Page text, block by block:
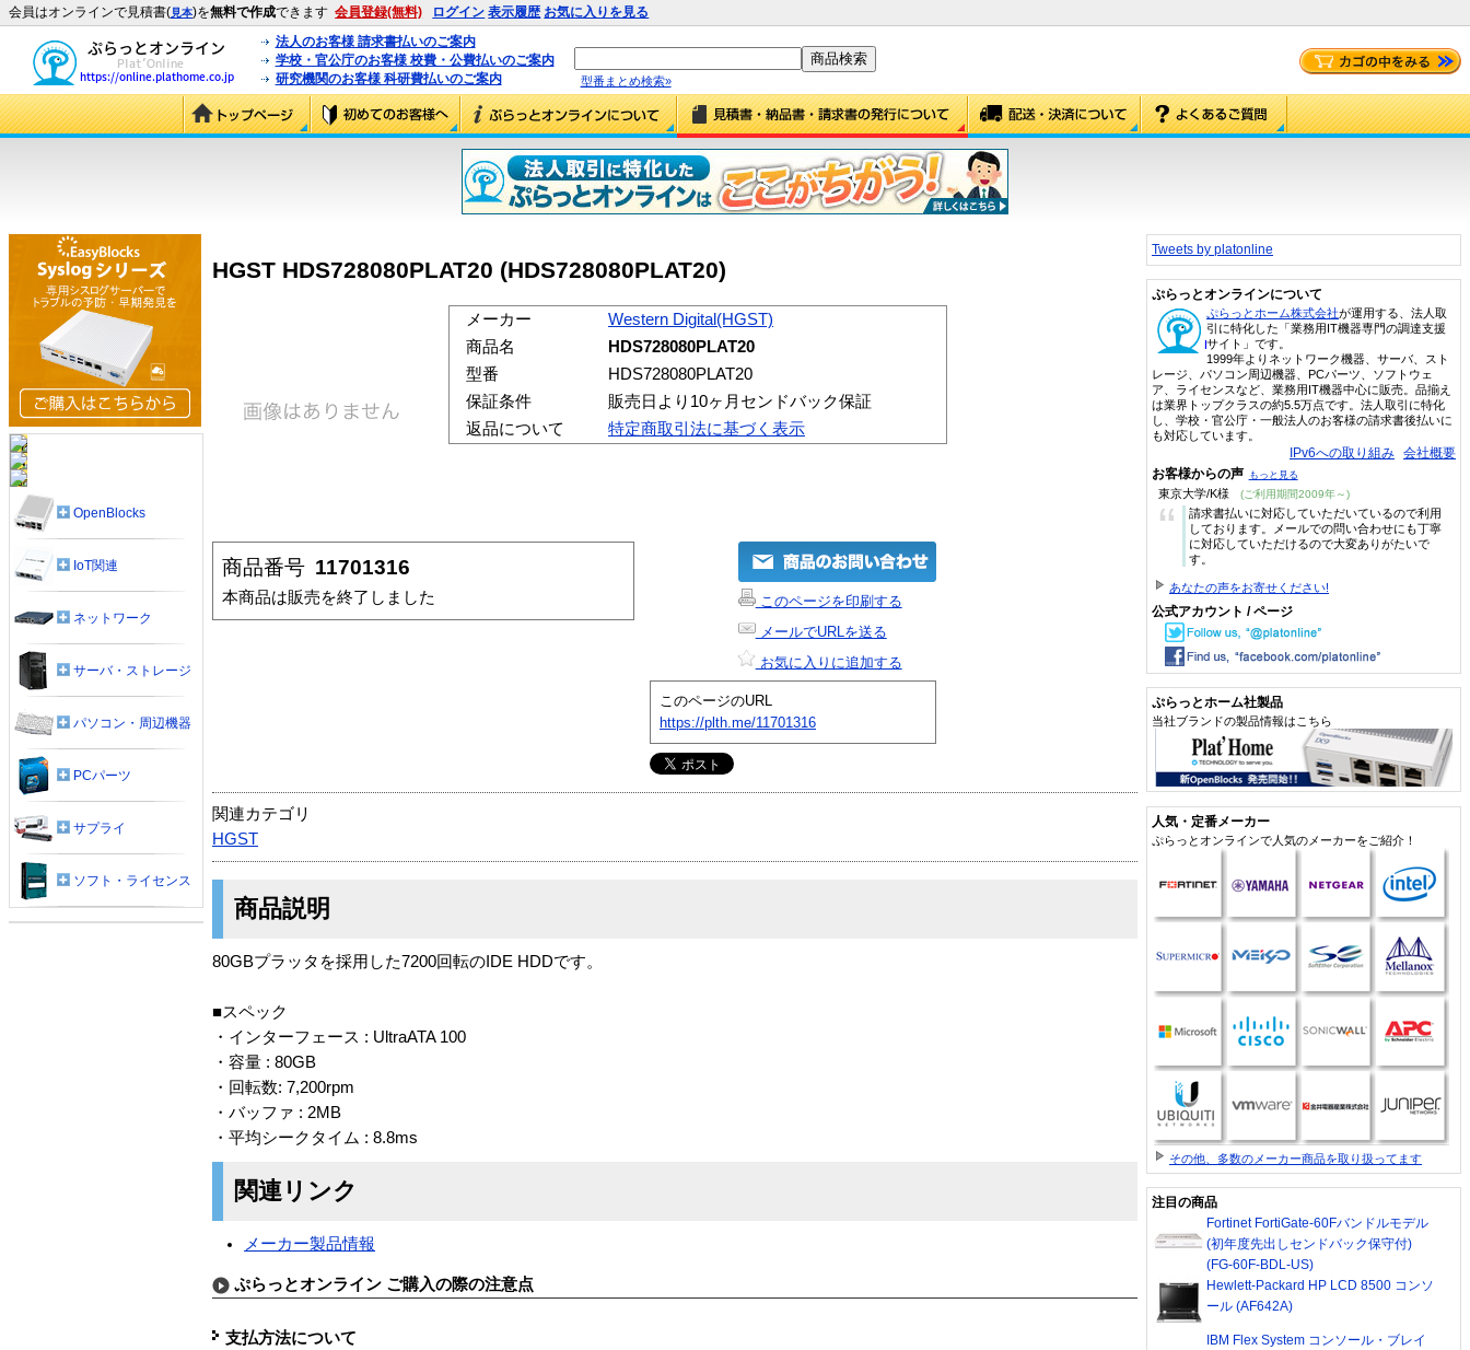
会員はオンラインで見積書(見本)を無料で作成できます 会員登録(無料) ログイン 表示履歴 お気に入りを見る
法人のお客様 請求書払いのご案内
学校・官公庁のお客様 校費・公費払いのご案内
研究機関のお客様 科研費払いのご案内
型番まとめ検索»
HGST HDS728080PLAT20 (HDS728080PLAT20)
メーカー
Western Digital(HGST)
商品名
HDS728080PLAT20
型番
HDS728080PLAT20
保証条件
販売日より10ヶ月センドバック保証
返品について
特定商取引法に基づく表示
商品番号 11701316
本商品は販売を終了しました
このページを印刷する
メールでURLを送る
お気に入りに追加する
このページのURL
https://plth.me/11701316
関連カテゴリ
HGST
商品説明
80GBプラッタを採用した7200回転のIDE HDDです。
■スペック
・インターフェース : UltraATA 100
・容量 : 80GB
・回転数: 7,200rpm
・バッファ : 2MB
・平均シークタイム : 8.8ms
関連リンク
メーカー製品情報
ぷらっとオンライン ご購入の際の注意点
支払方法について
OpenBlocks
IoT関連
ネットワーク
サーバ・ストレージ
パソコン・周辺機器
PCパーツ
サプライ
ソフト・ライセンス
Tweets by platonline
ぷらっとオンラインについて
ぷらっとホーム株式会社が運用する、法人取
引に特化した「業務用IT機器専門の調達支援
サイト」です。
1999年よりネットワーク機器、サーバ、スト
レージ、パソコン周辺機器、PCパーツ、ソフトウェ
ア、ライセンスなど、業務用IT機器中心に販売。品揃え
は業界トップクラスの約5.5万点です。法人取引に特化
し、学校・官公庁・一般法人のお客様の請求書後払いに
も対応しています。
IPv6への取り組み 会社概要
お客様からの声 もっと見る
東京大学/K様 (ご利用期間2009年～)
“
請求書払いに対応していただいているので利用
しております。メールでの問い合わせにも丁寧
に対応していただけるので大変ありがたいで
す。
あなたの声をお寄せください!
公式アカウント / ページ
ぷらっとホーム社製品
当社ブランドの製品情報はこちら
人気・定番メーカー
ぷらっとオンラインで人気のメーカーをご紹介！
その他、多数のメーカー商品を取り扱ってます
注目の商品
Fortinet FortiGate-60Fバンドルモデル
(初年度先出しセンドバック保守付)
(FG-60F-BDL-US)
Hewlett-Packard HP LCD 8500 コンソ
ール (AF642A)
IBM Flex System コンソール・ブレイ